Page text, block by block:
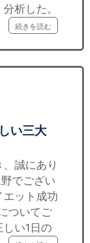
析した。
続きを読む
い三大
誠にあり
でござい
エット成功
ついてご
い1日の